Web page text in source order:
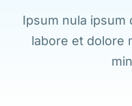
Ipsum nula ipsum
labore et dolore